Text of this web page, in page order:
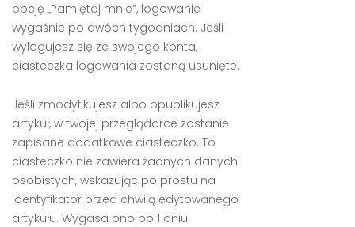
opcję „Pamiętaj mnie”, logowanie
wygaśnie po dwóch tygodniach. Jeśli
wylogujesz się ze swojego konta,
ciasteczka logowania zostaną usunięte.
Jeśli zmodyfikujesz albo opublikujesz
artykuł, w twojej przeglądarce zostanie
zapisane dodatkowe ciasteczko. To
ciasteczko nie zawiera żadnych danych
osobistych, wskazując po prostu na
identyfikator przed chwilą edytowanego
artykułu. Wygasa ono po 1 dniu.